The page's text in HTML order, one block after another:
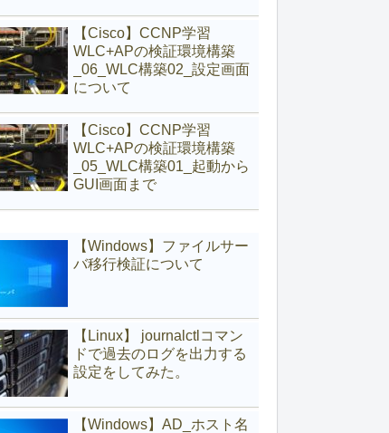
【Cisco】CCNP学習
WLC+APの検証環境構築
_06_WLC構築02_設定画面
について
【Cisco】CCNP学習
WLC+APの検証環境構築
_05_WLC構築01_起動から
GUI画面まで
【Windows】ファイルサー
バ移行検証について
【Linux】 journalctlコマン
ドで過去のログを出力する
設定をしてみた。
【Windows】AD_ホスト名